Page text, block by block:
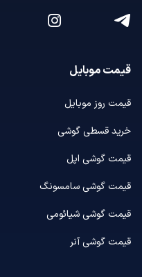
قیمت موبایل
قیمت روز موبایل
خرید قسطی گوشی
قیمت گوشی اپل
قیمت گوشی سامسونگ
قیمت گوشی شیائومی
قیمت گوشی آنر